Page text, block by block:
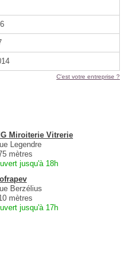
C'est votre entreprise ?
Miroiterie Vitrerie
Legendre
mètres
jusqu'à 18h
Berzélius
mètres
jusqu'à 17h